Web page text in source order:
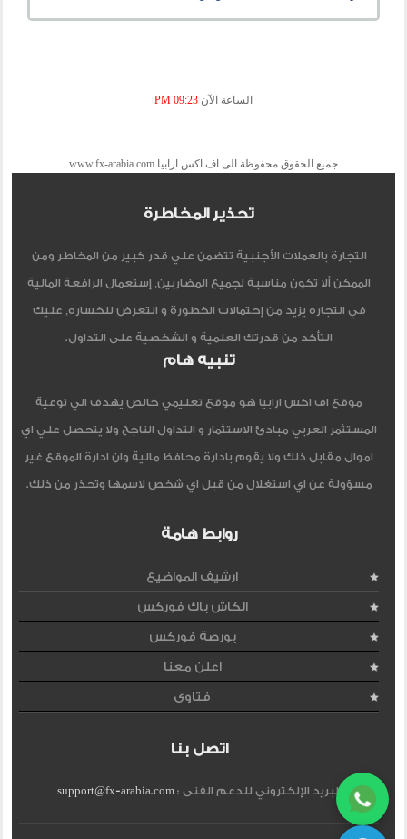
الساعة الآن 09:23 PM
جميع الحقوق محفوظة الى اف اكس ارابيا www.fx-arabia.com
تحذير المخاطرة
التجارة بالعملات الأجنبية تتضمن علي قدر كبير من المخاطر ومن
الممكن ألا تكون مناسبة لجميع المضاربين, إستعمال الرافعة المالية
في التجاره يزيد من إحتمالات الخطورة و التعرض للخساره, عليك
التأكد من قدرتك العلمية و الشخصية على التداول.
تنبيه هام
موقع اف اكس ارابيا هو موقع تعليمي خالص يهدف الي توعية
المستثمر العربي مبادئ الاستثمار و التداول الناجح ولا يتحصل علي اي
اموال مقابل ذلك ولا يقوم بادارة محافظ مالية وان ادارة الموقع غير
مسؤولة عن اي استغلال من قبل اي شخص لاسمها وتحذر من ذلك.
روابط هامة
ارشيف المواضيع
الكاش باك فوركس
بورصة فوركس
اعلن معنا
فتاوى
اتصل بنا
البريد الإلكتروني للدعم الفنى :support@fx-arabia.com